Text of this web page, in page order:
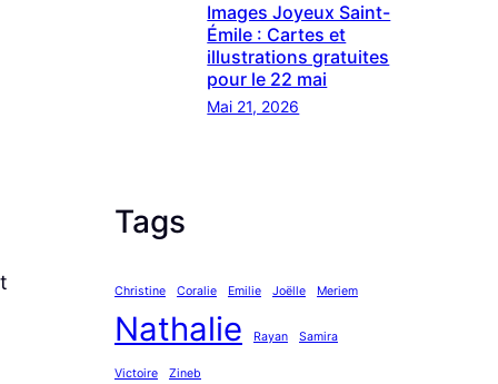
Images Joyeux Saint-
Émile : Cartes et
illustrations gratuites
pour le 22 mai
Mai 21, 2026
Tags
Christine Coralie Emilie Joëlle Meriem
Nathalie Rayan Samira
Victoire Zineb